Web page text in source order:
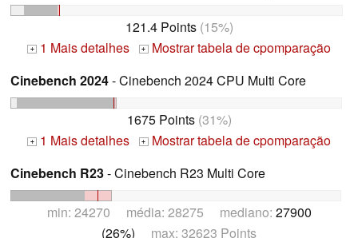
121.4 Points(15%)
+ 1 Mais detalhes + Mostrar tabela de cpomparação
Cinebench 2024- Cinebench 2024 CPU Multi Core
1675 Points(31%)
+ 1 Mais detalhes + Mostrar tabela de cpomparação
Cinebench R23- Cinebench R23 Multi Core
min: 24270 média: 28275 mediano: 27900
(26%) max: 32623 Points